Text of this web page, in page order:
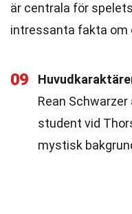
är centrala för
intressanta fakta om
09
Rean
student vid
mystisk